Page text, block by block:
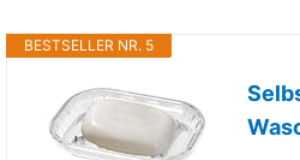
BESTSELLER NR. 5